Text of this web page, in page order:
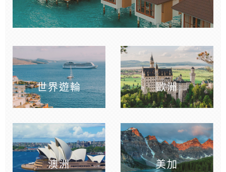
世界遊輪 歐洲
澳洲 美加